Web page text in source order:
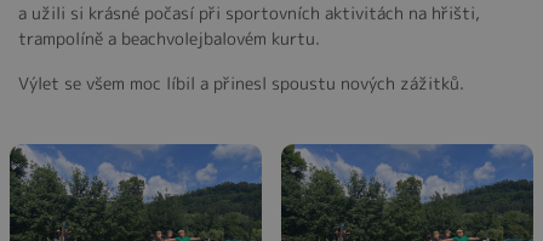
a užili si krásné počasí při sportovních aktivitách na hřišti,
trampolíně a beachvolejbalovém kurtu.
Výlet se všem moc líbil a přinesl spoustu nových zážitků.